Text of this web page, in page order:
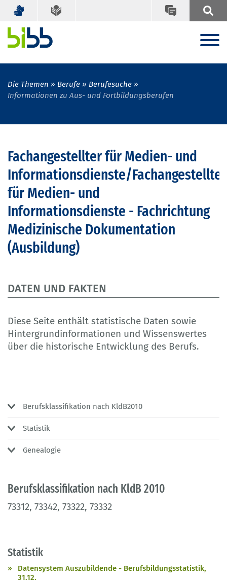
Die Themen Berufe
Berufesuche
Informationen zu Aus- und Fortbildungsberufen
Fachangestellter für Medien- und
Informationsdienste/Fachangestellte
für Medien- und
Informationsdienste - Fachrichtung
Medizinische Dokumentation
(Ausbildung)
DATEN UND FAKTEN
Diese Seite enthält statistische Daten sowie
Hintergrundinformationen und Wissenswertes
über die historische Entwicklung des Berufs.
Berufsklassifikation nach KldB2010
Statistik
Genealogie
Berufsklassifikation nach KldB 2010
73312, 73342, 73322, 73332
Statistik
Datensystem Auszubildende - Berufsbildungsstatistik,
31.12.